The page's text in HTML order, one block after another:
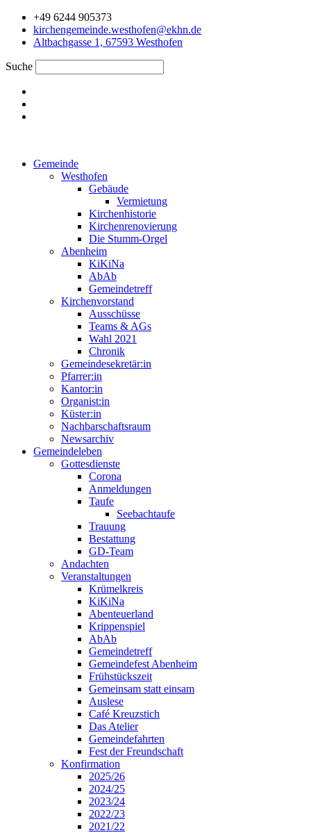
Zum
Inhalt
springen
+49 6244 905373
kirchengemeinde.westhofen@ekhn.de
Altbachgasse 1, 67593 Westhofen
Suche
Gemeinde
Westhofen
Gebäude
Vermietung
Kirchenhistorie
Kirchenrenovierung
Die Stumm-Orgel
Abenheim
KiKiNa
AbAb
Gemeindetreff
Kirchenvorstand
Ausschüsse
Teams & AGs
Wahl 2021
Chronik
Gemeindesekretär:in
Pfarrer:in
Kantor:in
Organist:in
Küster:in
Nachbarschaftsraum
Newsarchiv
Gemeindeleben
Gottesdienste
Corona
Anmeldungen
Taufe
Seebachtaufe
Trauung
Bestattung
GD-Team
Andachten
Veranstaltungen
Krümelkreis
KiKiNa
Abenteuerland
Krippenspiel
AbAb
Gemeindetreff
Gemeindefest Abenheim
Frühstückszeit
Gemeinsam statt einsam
Auslese
Café Kreuzstich
Das Atelier
Gemeindefahrten
Fest der Freundschaft
Konfirmation
2025/26
2024/25
2023/24
2022/23
2021/22